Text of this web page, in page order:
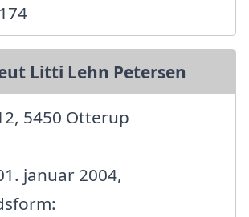
Litti Lehn Petersen
5450 Otterup
januar 2004,